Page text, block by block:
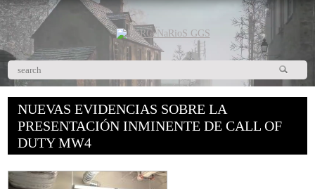
NUEVAS EVIDENCIAS SOBRE LA
PRESENTACIÓN INMINENTE DE CALL OF
DUTY MW4